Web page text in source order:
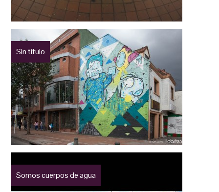
Sin título
Somos cuerpos de agua